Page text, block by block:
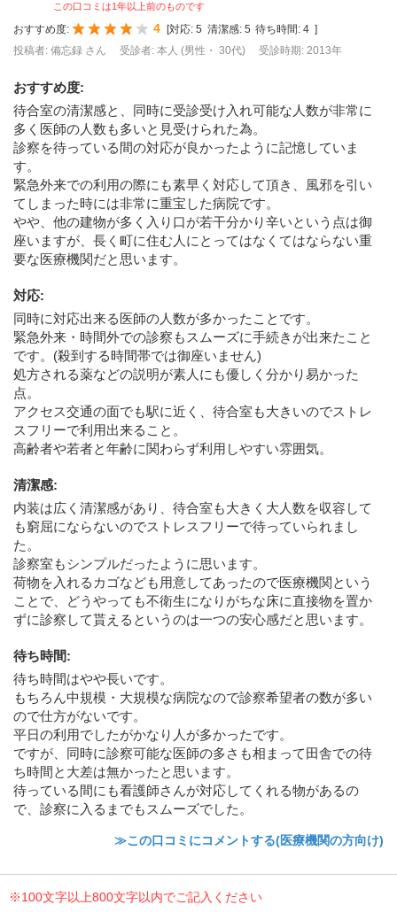
この口コミは1年以上前のものです
おすすめ度: 4 対応: 5 清潔感: 5 待ち時間: 4
投稿者: 備忘録 さん
受診者: 本人 (男性・ 30代) 受診時期: 2013年
おすすめ度:
待合室の清潔感と、同時に受診受け入れ可能な人数が非常に
多く医師の人数も多いと見受けられた為。
診察を待っている間の対応が良かったように記憶していま
す。
緊急外来での利用の際にも素早く対応して頂き、風邪を引い
てしまった時には非常に重宝した病院です。
やや、他の建物が多く入り口が若干分かり辛いという点は御
座いますが、長く町に住む人にとってはなくてはならない重
要な医療機関だと思います。
対応:
同時に対応出来る医師の人数が多かったことです。
緊急外来・時間外での診察もスムーズに手続きが出来たこと
です。(殺到する時間帯では御座いません)
処方される薬などの説明が素人にも優しく分かり易かった
点。
アクセス交通の面でも駅に近く、待合室も大きいのでストレ
スフリーで利用出来ること。
高齢者や若者と年齢に関わらず利用しやすい雰囲気。
清潔感:
内装は広く清潔感があり、待合室も大きく大人数を収容して
も窮屈にならないのでストレスフリーで待っていられまし
た。
診察室もシンプルだったように思います。
荷物を入れるカゴなども用意してあったので医療機関という
ことで、どうやっても不衛生になりがちな床に直接物を置か
ずに診察して貰えるというのは一つの安心感だと思います。
待ち時間:
待ち時間はやや長いです。
もちろん中規模・大規模な病院なので診察希望者の数が多い
ので仕方がないです。
平日の利用でしたがかなり人が多かったです。
ですが、同時に診察可能な医師の多さも相まって田舎での待
ち時間と大差は無かったと思います。
待っている間にも看護師さんが対応してくれる物があるの
で、診察に入るまでもスムーズでした。
≫この口コミにコメントする(医療機関の方向け)
※100文字以上800文字以内でご記入ください